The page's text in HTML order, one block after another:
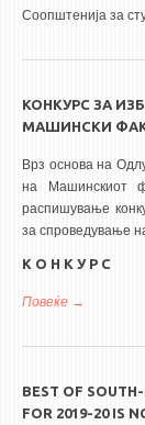
Соопштенија за
КОНКУРС ЗА
МАШИНСКИ
Врз основа на
на Машинскиот
распишување
за спроведување
К О Н К У Р С
Повеќе за
BEST OF
FOR 2019-20 IS